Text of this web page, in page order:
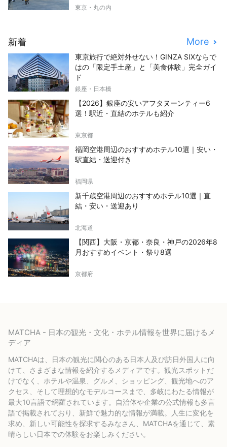
東京・丸の内
新着 More
東京旅行で絶対外せない！GINZA SIXならで
はの「限定手土産」と「美食体験」完全ガイ
ド
銀座・日本橋
【2026】銀座の安いアフタヌーンティー6
選！駅近・直結のホテルも紹介
東京都
福岡空港周辺のおすすめホテル10選｜安い・
駅直結・送迎付き
福岡県
新千歳空港周辺のおすすめホテル10選｜直
結・安い・送迎あり
北海道
【関西】大阪・京都・奈良・神戸の2026年8
月おすすめイベント・祭り8選
京都府
MATCHA - 日本の観光・文化・ホテル情報を世界に届けるメ
ディア
MATCHAは、日本の観光に関心のある日本人及び訪日外国人に向
けて、さまざまな情報を紹介するメディアです。観光スポットだ
けでなく、ホテルや温泉、グルメ、ショッピング、観光地へのア
クセス、そして理想的なモデルコースまで、多岐にわたる情報が
最大10言語で網羅されています。自治体や企業の公式情報も多言
語で掲載されており、新鮮で魅力的な情報が満載。人生に変化を
求め、新しい可能性を探求するみなさん、MATCHAを通じて、素
晴らしい日本での体験をお楽しみください。